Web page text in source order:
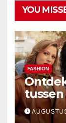
YOU
FASHION